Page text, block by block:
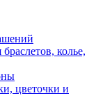
колье,
цветочки и